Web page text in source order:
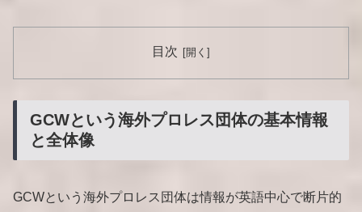
目次
GCWという海外プロレス団体の基本情報
と全体像
GCWという海外プロレス団体は情報が英語中心で断片的